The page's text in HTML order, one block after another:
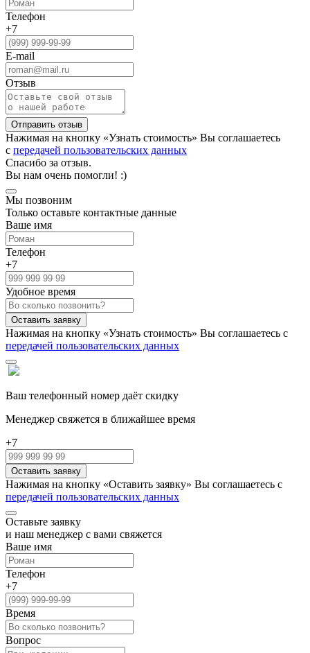
Телефон
+7
E-mail
Отзыв
Нажимая на кнопку «Узнать стоимость» Вы соглашаетесь
с передачей пользовательских данных
Спасибо за отзыв.
Вы нам очень помогли! :)
Мы позвоним
Только оставьте контактные данные
Ваше имя
Телефон
+7
Удобное время
Нажимая на кнопку «Узнать стоимость» Вы соглашаетесь с
передачей пользовательских данных
Ваш телефонный номер даёт скидку
Менеджер свяжется в ближайшее время
+7
Нажимая на кнопку «Оставить заявку» Вы соглашаетесь с
передачей пользовательских данных
Оставьте заявку
и наш менеджер с вами свяжется
Ваше имя
Телефон
+7
Время
Вопрос